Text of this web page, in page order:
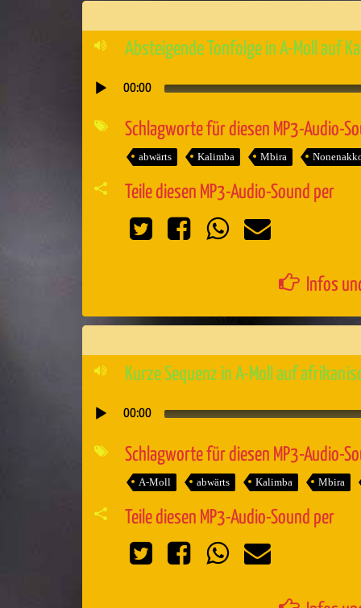
Absteigende Tonfolge in A-Moll auf
Audio-
Player
00:00
Schlagworte für diesen MP3-Audio-
abwärts Kalimba Mbira
Teile diesen MP3-Audio-Sound per
Infos
Kurze Sequenz in A-Moll auf
Audio-
Player
00:00
Schlagworte für diesen MP3-Audio-
A-Moll abwärts Kalimba Mbira
Teile diesen MP3-Audio-Sound per